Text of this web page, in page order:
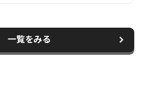
一覧をみる